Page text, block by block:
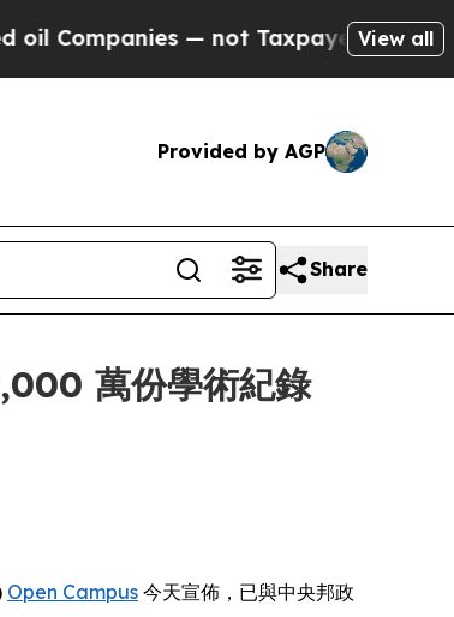
— not Taxpayers — the Chance
View all
Provided by AGP
Share
萬份學術紀錄
Open Campus 今天宣佈，已與中央邦政